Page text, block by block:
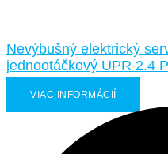
Nevýbušný elektrický
jednootáčkový UPR 2.4
VIAC INFORMÁCIÍ